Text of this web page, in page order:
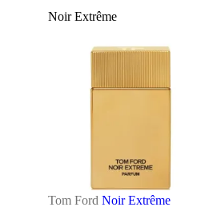
Noir Extrême
Tom Ford Noir Extrême